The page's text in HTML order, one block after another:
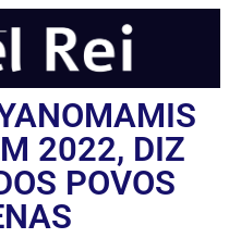
2022, DIZ
POVOS